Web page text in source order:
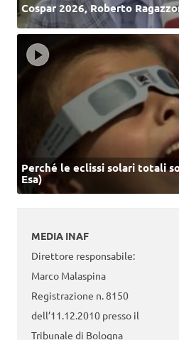
Cospar 2026, Roberto
Perché le eclissi solari totali
Esa)
MEDIA INAF
Direttore responsabile:
Marco Malaspina
Registrazione n. 8150
dell’11.12.2010 presso il
Tribunale di Bologna